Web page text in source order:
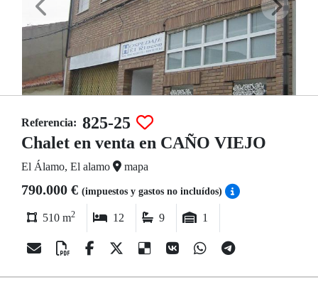
Referencia: 825-25
Chalet en venta en CAÑO VIEJO
El Álamo, El alamo mapa
790.000 € (impuestos y gastos no incluídos)
510 m2 12 9 1